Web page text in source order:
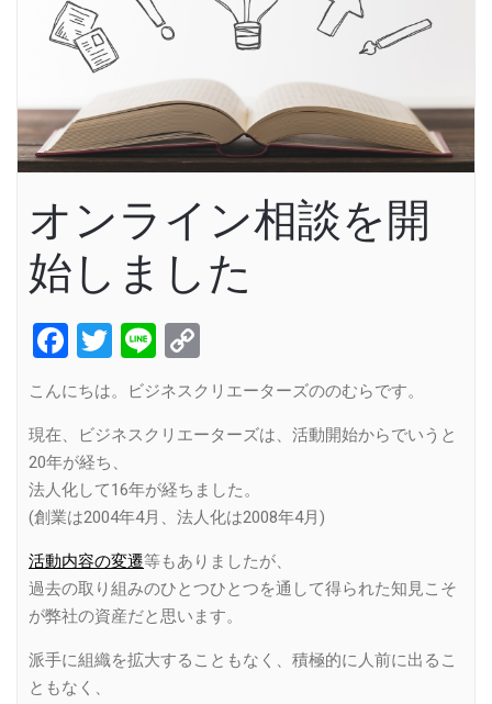
オンライン相談を開
始しました
Facebook
Twitter
Line
Link
こんにちは。ビジネスクリエーターズののむらです。
現在、ビジネスクリエーターズは、活動開始からでいうと
20年が経ち、
法人化して16年が経ちました。
(創業は2004年4月、法人化は2008年4月)
活動内容の変遷等もありましたが、
過去の取り組みのひとつひとつを通して得られた知見こそ
が弊社の資産だと思います。
派手に組織を拡大することもなく、積極的に人前に出るこ
ともなく、